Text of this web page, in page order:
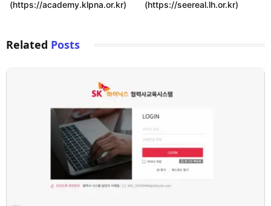
(https://academy.klpna.or.kr) (https://seereal.lh.or.kr)
Related Posts